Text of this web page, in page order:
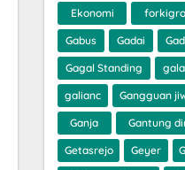
Ekonomi
Gabus Gadai
Gagal Standing
galianc Gangguan
Ganja Gantung
Getasrejo Geyer